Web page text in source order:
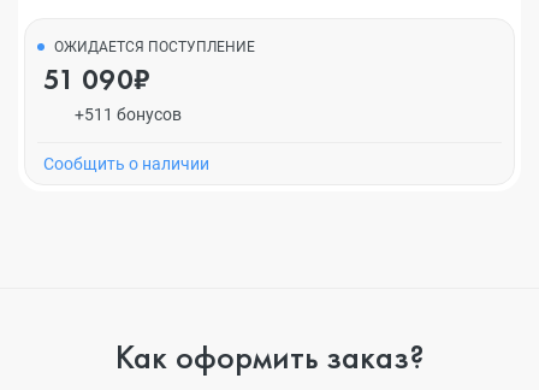
ОЖИДАЕТСЯ ПОСТУПЛЕНИЕ
51 090₽
+511 бонусов
Cообщить о наличии
Как оформить заказ?